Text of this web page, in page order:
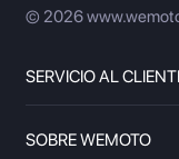
© 2026
SERVICIO AL
SOBRE WEMOTO